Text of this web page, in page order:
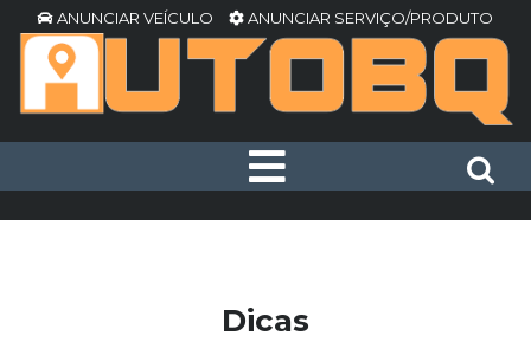
ANUNCIAR VEÍCULO ANUNCIAR SERVIÇO/PRODUTO
Dicas